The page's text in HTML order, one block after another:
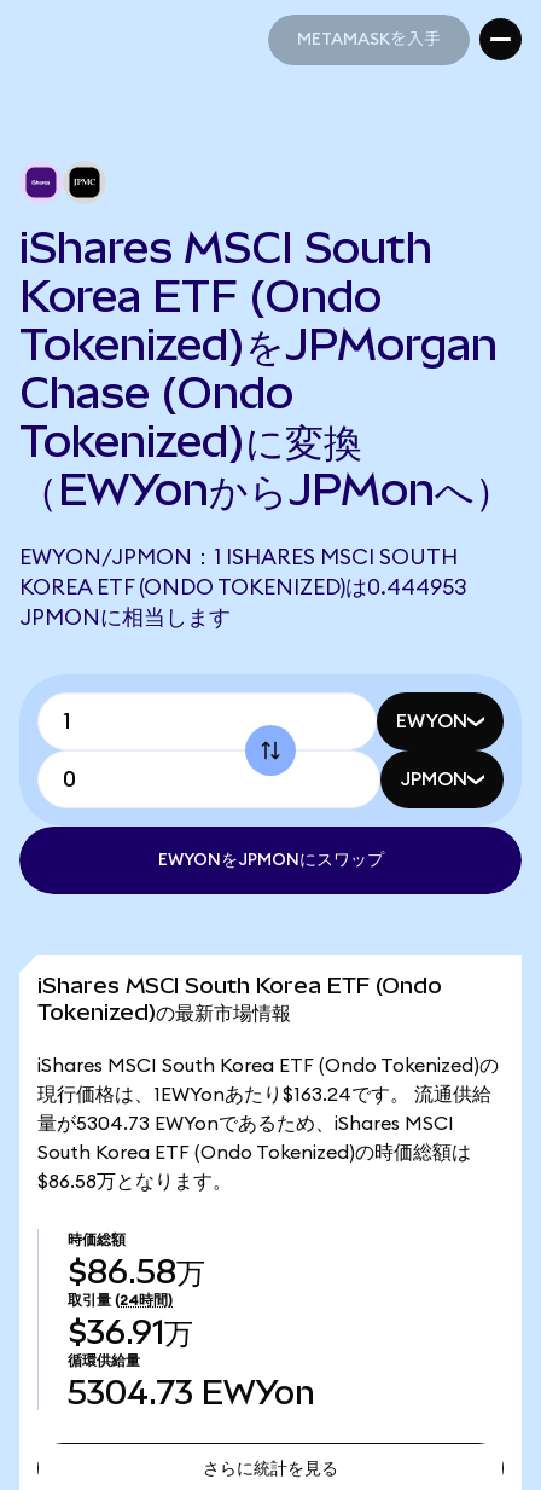
METAMASKを入手
iShares MSCI South
Korea ETF (Ondo
Tokenized)をJPMorgan
Chase (Ondo
Tokenized)に変換
（EWYonからJPMonへ）
EWYON/JPMON：1 ISHARES MSCI SOUTH
KOREA ETF (ONDO TOKENIZED)は0.444953
JPMONに相当します
EWYON
JPMON
EWYONをJPMONにスワップ
iShares MSCI South Korea ETF (Ondo
Tokenized)の最新市場情報
iShares MSCI South Korea ETF (Ondo Tokenized)の
現行価格は、1EWYonあたり$163.24です。 流通供給
量が5304.73 EWYonであるため、iShares MSCI
South Korea ETF (Ondo Tokenized)の時価総額は
$86.58万となります。
時価総額
$86.58万
取引量 (24時間)
$36.91万
循環供給量
5304.73 EWYon
さらに統計を見る